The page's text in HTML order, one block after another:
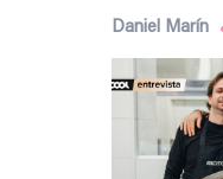
Daniel Marín